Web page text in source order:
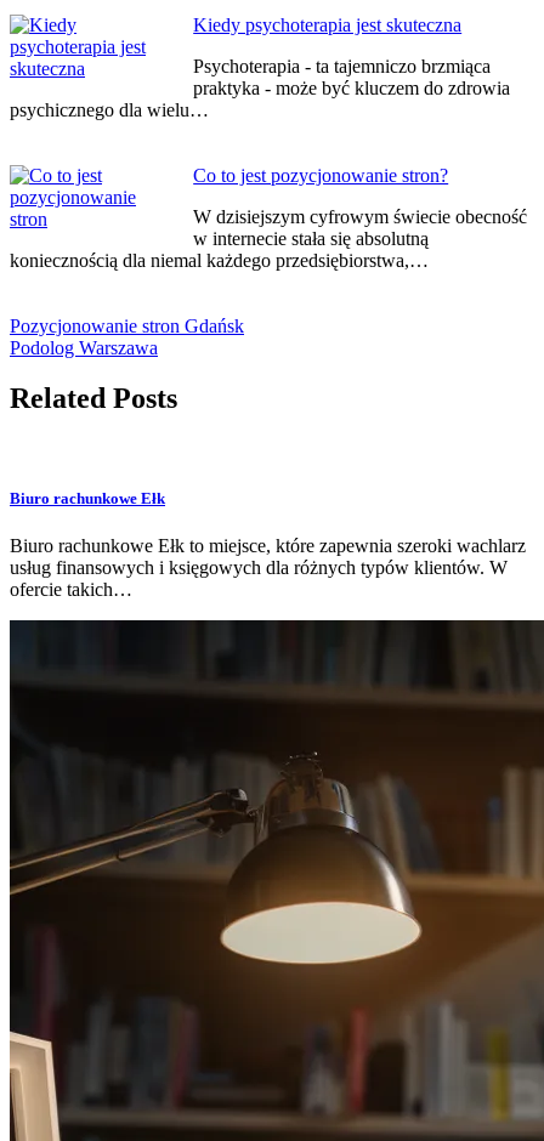
Kiedy psychoterapia jest skuteczna
Psychoterapia - ta tajemniczo brzmiąca
praktyka - może być kluczem do zdrowia
psychicznego dla wielu…
Co to jest pozycjonowanie stron?
W dzisiejszym cyfrowym świecie obecność
w internecie stała się absolutną
koniecznością dla niemal każdego przedsiębiorstwa,…
Pozycjonowanie stron Gdańsk
Podolog Warszawa
Related Posts
Biuro rachunkowe Ełk
Biuro rachunkowe Ełk to miejsce, które zapewnia szeroki wachlarz
usług finansowych i księgowych dla różnych typów klientów. W
ofercie takich…